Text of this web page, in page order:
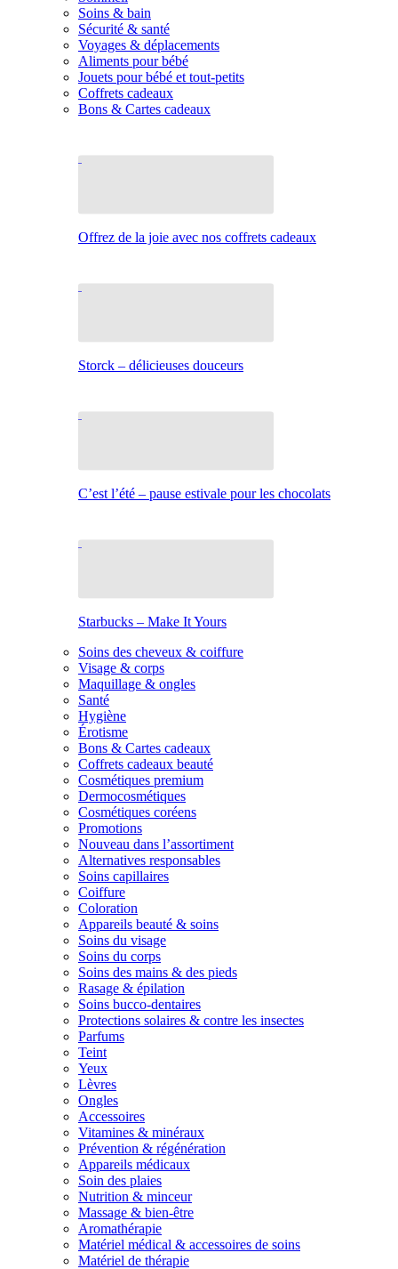
Soins & bain
Sécurité & santé
Voyages & déplacements
Aliments pour bébé
Jouets pour bébé et tout-petits
Coffrets cadeaux
Bons & Cartes cadeaux
Offrez de la joie avec nos coffrets cadeaux
Storck – délicieuses douceurs
C’est l’été – pause estivale pour les chocolats
Starbucks – Make It Yours
Soins des cheveux & coiffure
Visage & corps
Maquillage & ongles
Santé
Hygiène
Érotisme
Bons & Cartes cadeaux
Coffrets cadeaux beauté
Cosmétiques premium
Dermocosmétiques
Cosmétiques coréens
Promotions
Nouveau dans l’assortiment
Alternatives responsables
Soins capillaires
Coiffure
Coloration
Appareils beauté & soins
Soins du visage
Soins du corps
Soins des mains & des pieds
Rasage & épilation
Soins bucco-dentaires
Protections solaires & contre les insectes
Parfums
Teint
Yeux
Lèvres
Ongles
Accessoires
Vitamines & minéraux
Prévention & régénération
Appareils médicaux
Soin des plaies
Nutrition & minceur
Massage & bien-être
Aromathérapie
Matériel médical & accessoires de soins
Matériel de thérapie